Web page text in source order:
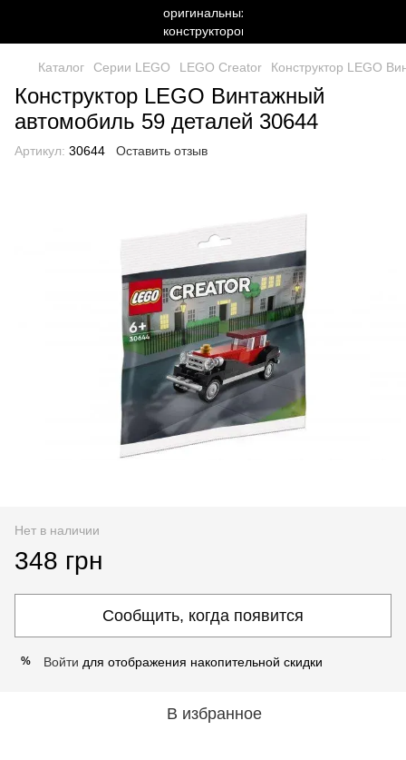
Каталог Серии LEGO LEGO Creator Конструктор LEGO
Конструктор LEGO Винтажный
автомобиль 59 деталей 30644
Артикул: 30644 Оставить отзыв
Нет в наличии
348 грн
Сообщить, когда появится
% Войти для отображения накопительной скидки
В избранное